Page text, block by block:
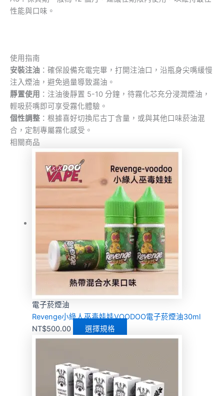
性能與口味。
使用指南
安裝注油 ：確保設備充電完畢，打開注油口，沿瓶身尖嘴緩慢
注入煙油，避免過量導致漏油。
靜置使用 ：注油後靜置 5-10 分鐘，待霧化芯充分浸潤煙油，
輕吸菸嘴即可享受霧化體驗。
個性調整 ：根據喜好切換尼古丁含量，或與其他口味菸油混
合，定制專屬霧化感受。
相關商品
電子菸煙油
Revenge小綠人巫毒娃娃VOODOO電子菸煙油30ml
NT$500.00 選擇規格